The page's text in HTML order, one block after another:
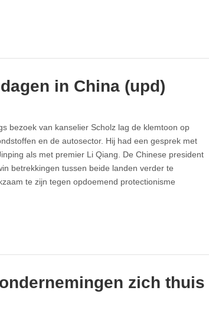
in China (upd)
bezoek van kanselier Scholz lag de klemtoon op
en de autosector. Hij had een gesprek met
als met premier Li Qiang. De Chinese president
betrekkingen tussen beide landen verder te
te zijn tegen opdoemend protectionisme
zich thuis